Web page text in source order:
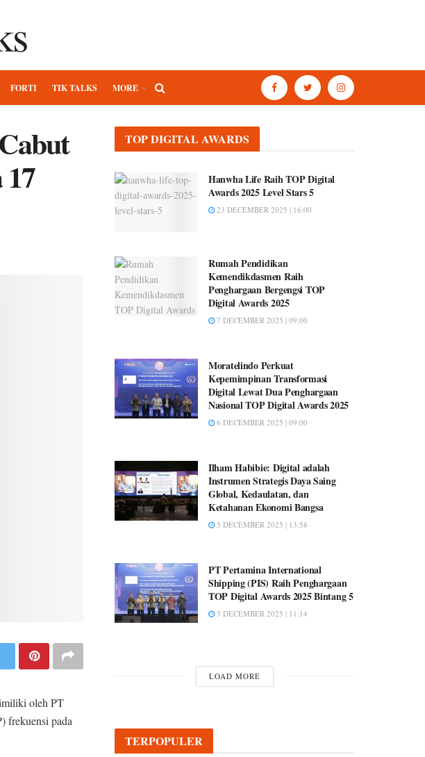
FORTI TIK TALKS MORE
oleh PT
frekuensi pada
TOP DIGITAL AWARDS
Hanwha Life Raih TOP Digital
Awards 2025 Level Stars 5
23 DECEMBER 2025 | 16:00
Rumah Pendidikan
Kemendikdasmen Raih
Penghargaan Bergengsi TOP
Digital Awards 2025
7 DECEMBER 2025 | 09:00
Moratelindo Perkuat
Kepemimpinan Transformasi
Digital Lewat Dua Penghargaan
Nasional TOP Digital Awards 2025
6 DECEMBER 2025 | 09:00
Ilham Habibie: Digital adalah
Instrumen Strategis Daya Saing
Global, Kedaulatan, dan
Ketahanan Ekonomi Bangsa
5 DECEMBER 2025 | 13:58
PT Pertamina International
Shipping (PIS) Raih Penghargaan
TOP Digital Awards 2025 Bintang 5
5 DECEMBER 2025 | 11:14
LOAD MORE
TERPOPULER